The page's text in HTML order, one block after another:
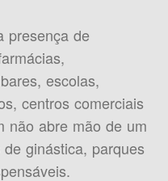
presença de
escolas,
centros comerciais
não abre mão de um
ginástica, parques